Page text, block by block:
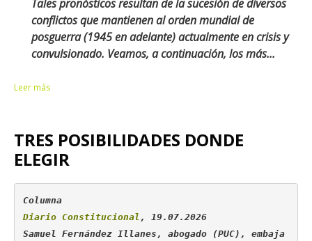
Tales pronósticos resultan de la sucesión de diversos
conflictos que mantienen al orden mundial de
posguerra (1945 en adelante) actualmente en crisis y
convulsionado. Veamos, a continuación, los más...
Leer más
TRES POSIBILIDADES DONDE
ELEGIR
Columna
Diario Constitucional , 19.07.2026
Samuel Fernández Illanes, abogado (PUC), embaja